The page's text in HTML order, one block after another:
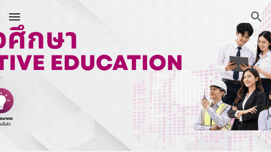
Skip to main content Skip to navigation